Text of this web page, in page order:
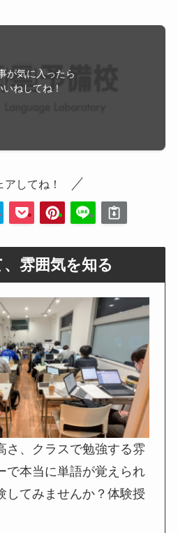
が気に入ったら
いねしてね！
アしてね！
雰囲気を知る
さ、クラスで勉強する雰
で本当に単語が覚えられ
してみませんか？体験授